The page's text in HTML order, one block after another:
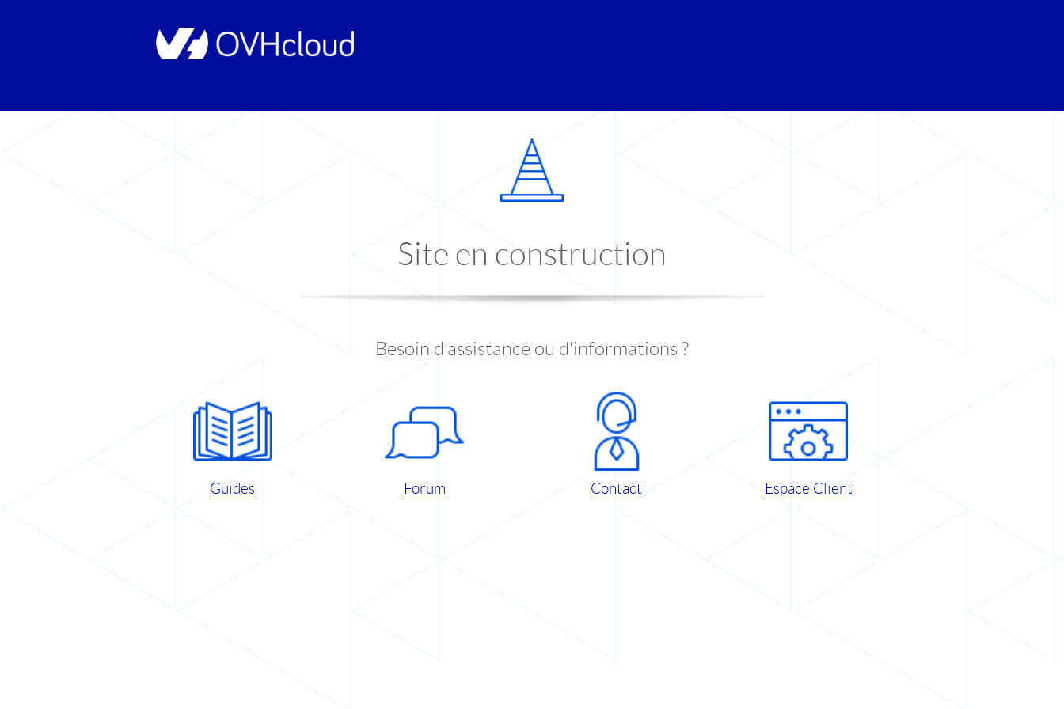
Site en construction
Besoin d'assistance ou d'informations ?
Guides Forum Contact Espace Client